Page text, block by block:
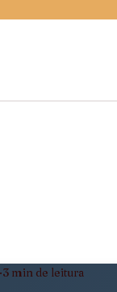
3 min de leitura